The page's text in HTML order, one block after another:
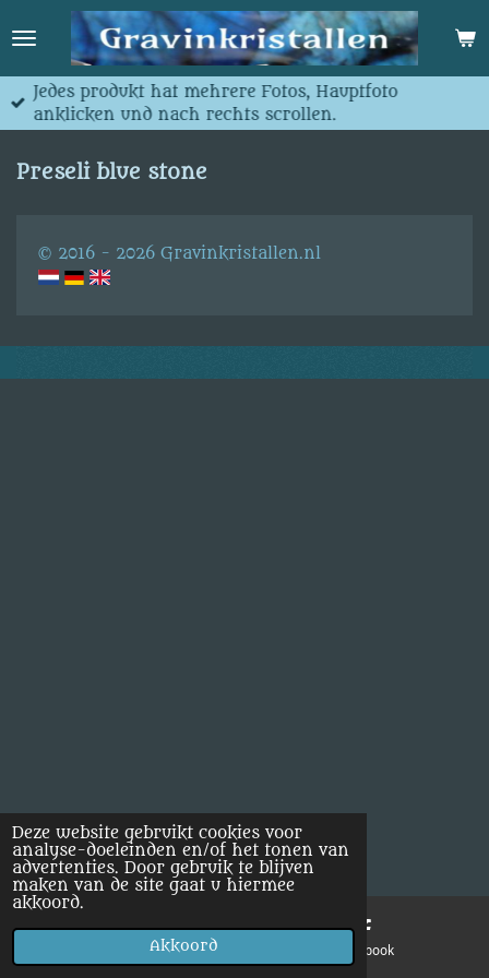
Deze website gebruikt cookies voor
analyse-doeleinden en/of het tonen van
advertenties. Door gebruik te blijven
maken van de site gaat u hiermee
akkoord.
Akkoord
direct
hoofdinhoud
Jedes produkt hat mehrere Fotos, Hauptfoto
anklicken und nach rechts scrollen.
Preseli blue stone
© 2016 - 2026 Gravinkristallen.nl
E-mailadres Facebook